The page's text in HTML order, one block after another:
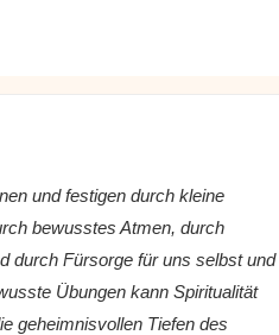
und festigen durch kleine
bewusstes Atmen, durch
durch Fürsorge für uns selbst und
Übungen kann Spiritualität
geheimnisvollen Tiefen des